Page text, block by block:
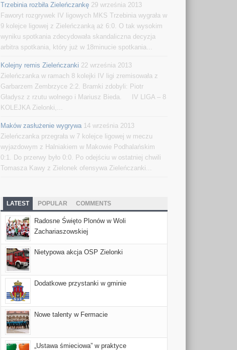
Trzebinia rozbiła Zieleńczankę 29 września 2013
Faworyt rozgrywek IV ligowych MKS Trzebinia wygrała w
9 kolejce ligowej z Zieleńczanką aż 6:0. O tak wysokim
wyniku spotkania zdecydowała skandaliczna decyzja
arbitra spotkania, który już w 18minucie spotkania...
Kolejny remis Zieleńczanki 22 września 2013
Zieleńczanka w ramach 8 kolejki IV ligi zremisowała z
Garbarzem Zembrzyce 2:2. Bramki zdobyli: Piotr
Gładysz z rzutu wolnego i Mariusz Bieda. IV LIGA – 8
KOLEJKA Zielonki,...
Maków zasłużenie wygrywa 14 września 2013
Zieleńczanka przegrała w 7 kolejce ligowej w meczu
wyjazdowym z Halniakiem w Makowie Podhalańskim
0:1. Do przerwy było 0:0. Po odejściu w ostatniej chwili
Tomasza Kawy z Zielonek ofensywa Zieleńczanki...
LATEST POPULAR COMMENTS
Radosne Święto Plonów w Woli
Zachariaszowskiej
Nietypowa akcja OSP Zielonki
Dodatkowe przystanki w gminie
Nowe talenty w Fermacie
„Ustawa śmieciowa” w praktyce